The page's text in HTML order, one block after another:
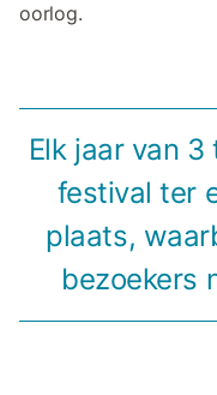
oorlog.
Elk jaar van
festival ter
plaats,
bezoekers